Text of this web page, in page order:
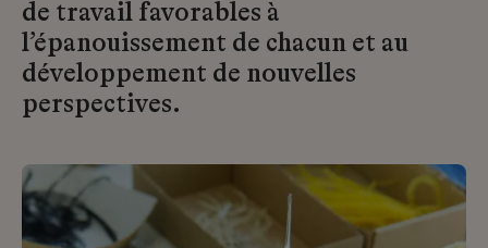
de travail favorables à
l’épanouissement de chacun et au
développement de nouvelles
perspectives.